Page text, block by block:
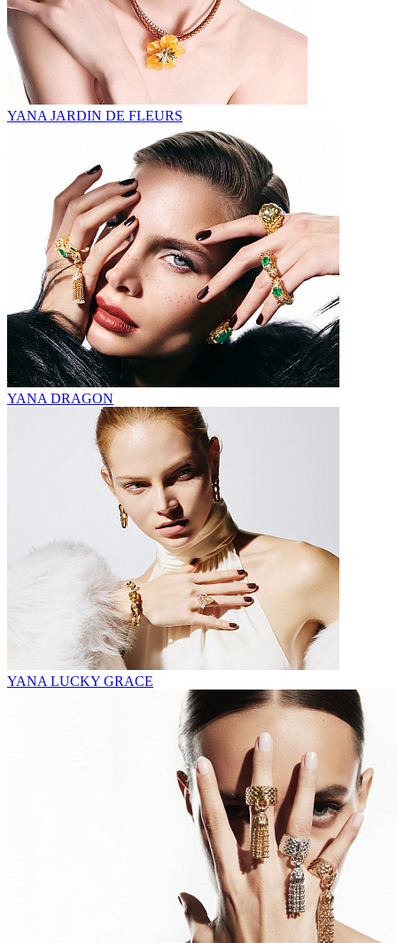
YANA JARDIN DE FLEURS
YANA DRAGON
YANA LUCKY GRACE